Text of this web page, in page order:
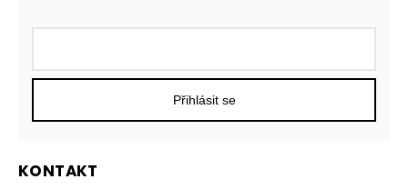
KONTAKT
Přihlásit se